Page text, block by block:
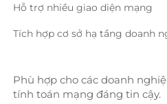
Hỗ trợ nhiều giao diện mạng
Tích hợp cơ sở hạ tầng doanh
Phù hợp cho các doanh
tính toán mạng đáng tin cậy.